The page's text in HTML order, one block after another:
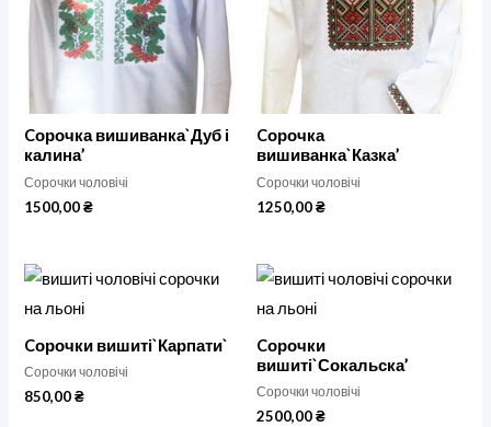
Cорочка вишиванка`Дуб і
калина’
Сорочки чоловічі
1500,00₴
Cорочка
вишиванка`Казка’
Сорочки чоловічі
1250,00₴
Cорочки вишиті`Карпати`
Сорочки чоловічі
850,00₴
Cорочки
вишиті`Сокальска’
Сорочки чоловічі
2500,00₴